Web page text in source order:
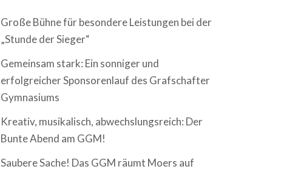
Große Bühne für besondere Leistungen bei der
„Stunde der Sieger“
Gemeinsam stark: Ein sonniger und
erfolgreicher Sponsorenlauf des Grafschafter
Gymnasiums
Kreativ, musikalisch, abwechslungsreich: Der
Bunte Abend am GGM!
Saubere Sache! Das GGM räumt Moers auf